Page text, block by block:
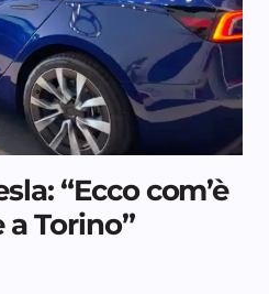
“Ecco com’è
Torino”